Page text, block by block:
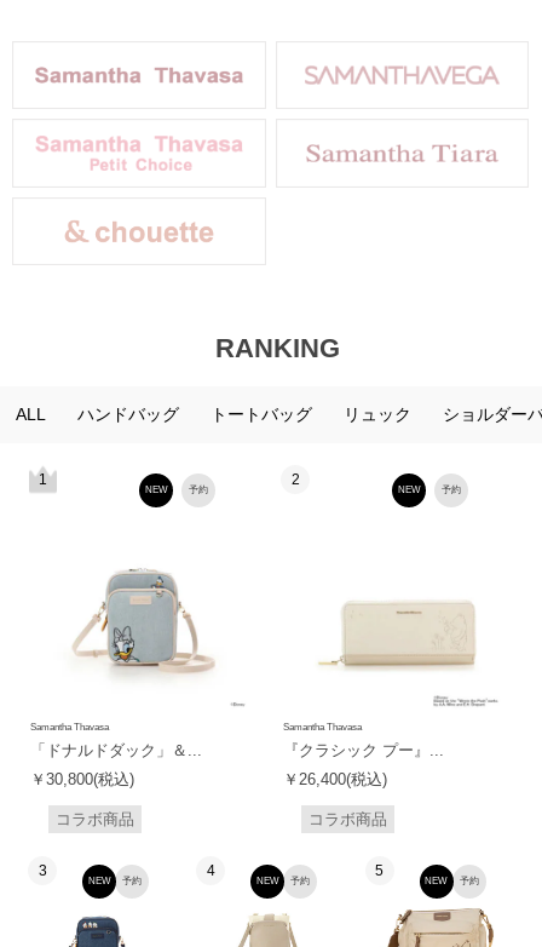
RANKING
ALL ハンドバッグ トートバッグ リュック ショルダー
1
予約
NEW
Samantha Thavasa
「ドナルドダック」＆...
￥30,800(税込)
コラボ商品
2
予約
NEW
Samantha Thavasa
『クラシック プー』...
￥26,400(税込)
コラボ商品
3
予約
NEW
4
予約
NEW
5
予約
NEW